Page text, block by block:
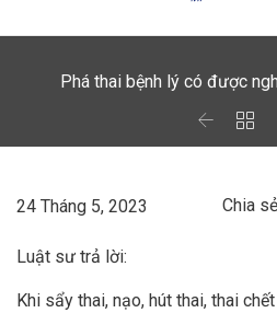
Phá thai bệnh lý có được
 
24 Tháng 5, 2023 Chia sẻ
Luật sư trả lời:
Khi sẩy thai, nạo, hút thai, thai